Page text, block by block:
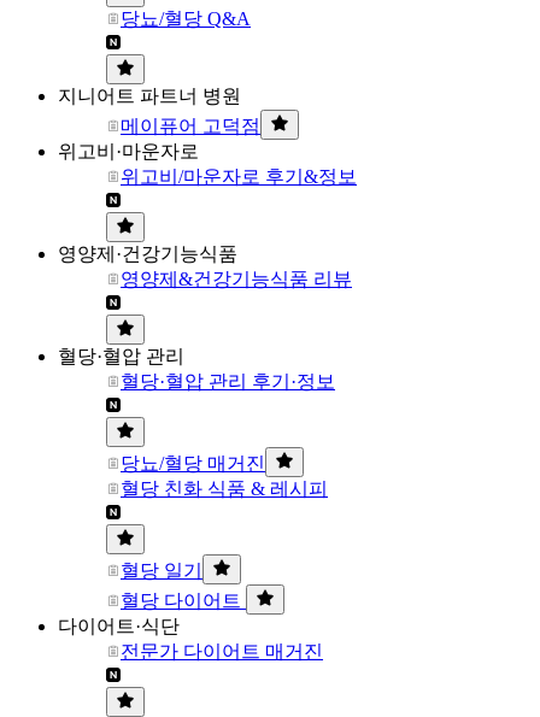
당뇨/혈당 Q&A
지니어트 파트너 병원
메이퓨어 고덕점
위고비·마운자로
위고비/마운자로 후기&정보
영양제·건강기능식품
영양제&건강기능식품 리뷰
혈당·혈압 관리
혈당·혈압 관리 후기·정보
당뇨/혈당 매거진
혈당 친화 식품 & 레시피
혈당 일기
혈당 다이어트
다이어트·식단
전문가 다이어트 매거진